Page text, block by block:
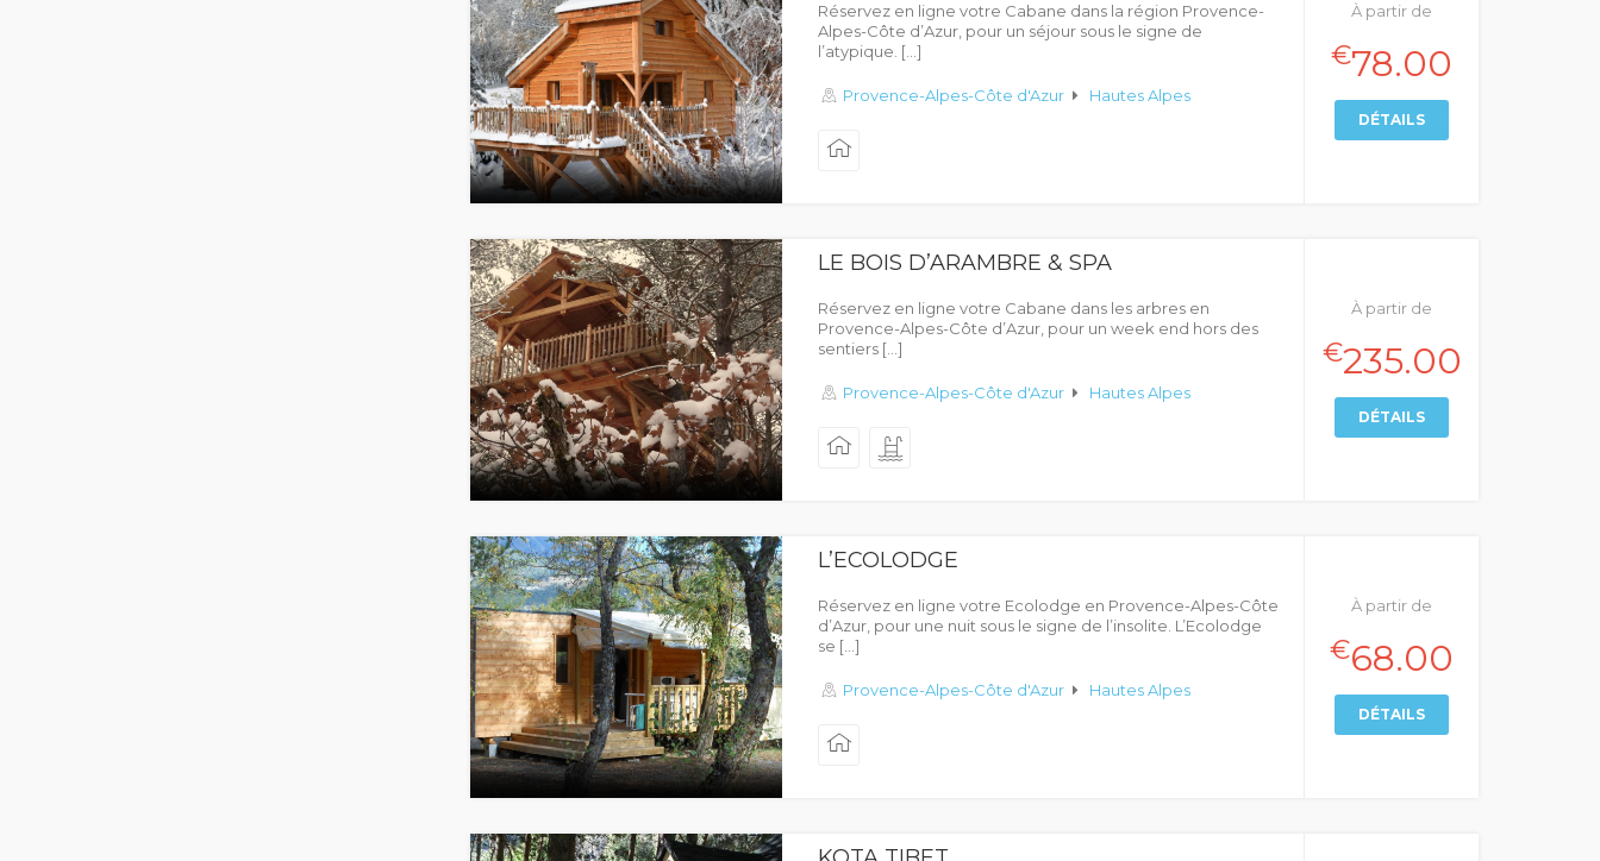
Réservez en ligne votre Cabane dans la région Provence-
Alpes-Côte d’Azur, pour un séjour sous le signe de
l’atypique. […]
Provence-Alpes-Côte d'Azur Hautes Alpes
À partir de
€78.00
DÉTAILS
LE BOIS D’ARAMBRE & SPA
Réservez en ligne votre Cabane dans les arbres en
Provence-Alpes-Côte d’Azur, pour un week end hors des
sentiers […]
Provence-Alpes-Côte d'Azur Hautes Alpes
À partir de
€235.00
DÉTAILS
L’ECOLODGE
Réservez en ligne votre Ecolodge en Provence-Alpes-Côte
d’Azur, pour une nuit sous le signe de l’insolite. L’Ecolodge
se […]
Provence-Alpes-Côte d'Azur Hautes Alpes
À partir de
€68.00
DÉTAILS